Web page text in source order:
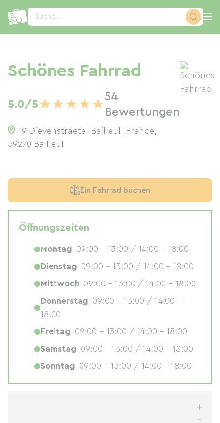
Suche...
Schönes Fahrrad
5.0/5★★★★★
54
Bewertungen
9 Dievenstraete, Bailleul, France,
59270 Bailleul
Ein Fahrrad buchen
Öffnungszeiten
Montag 09:00 - 13:00 / 14:00 - 18:00
Dienstag 09:00 - 13:00 / 14:00 - 18:00
Mittwoch 09:00 - 13:00 / 14:00 - 18:00
Donnerstag 09:00 - 13:00 / 14:00 -
18:00
Freitag 09:00 - 13:00 / 14:00 - 18:00
Samstag 09:00 - 13:00 / 14:00 - 18:00
Sonntag 09:00 - 13:00 / 14:00 - 18:00
Cookie-Einstellungen